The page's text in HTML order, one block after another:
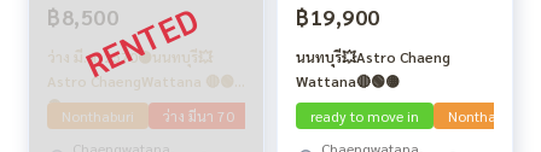
฿8,500
ว่าง มี.ค. 2570🟡นนทบุรี💥
Astro ChaengWattana 🔴🟢
🟡
Nonthaburi
ว่าง มีนา 70
Chaengwatana,
฿19,900
นนทบุรี💥Astro Chaeng
Wattana🔴🟢🟡
ready to move in
Nonthaburi
Chaengwatana,